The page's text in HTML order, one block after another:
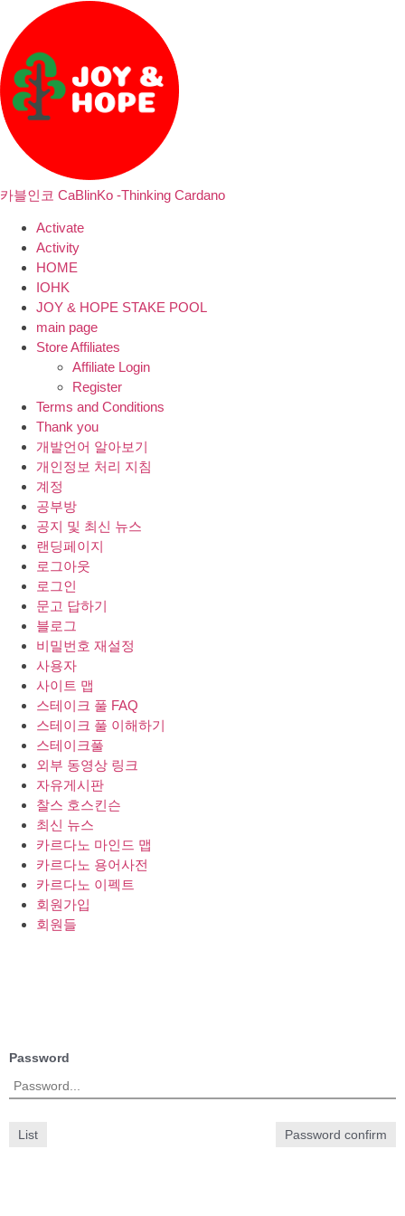
카블인코 CaBlinKo -Thinking Cardano
Activate
Activity
HOME
IOHK
JOY & HOPE STAKE POOL
main page
Store Affiliates
Affiliate Login
Register
Terms and Conditions
Thank you
개발언어 알아보기
개인정보 처리 지침
계정
공부방
공지 및 최신 뉴스
랜딩페이지
로그아웃
로그인
문고 답하기
블로그
비밀번호 재설정
사용자
사이트 맵
스테이크 풀 FAQ
스테이크 풀 이해하기
스테이크풀
외부 동영상 링크
자유게시판
찰스 호스킨슨
최신 뉴스
카르다노 마인드 맵
카르다노 용어사전
카르다노 이펙트
회원가입
회원들
Password
List Password confirm